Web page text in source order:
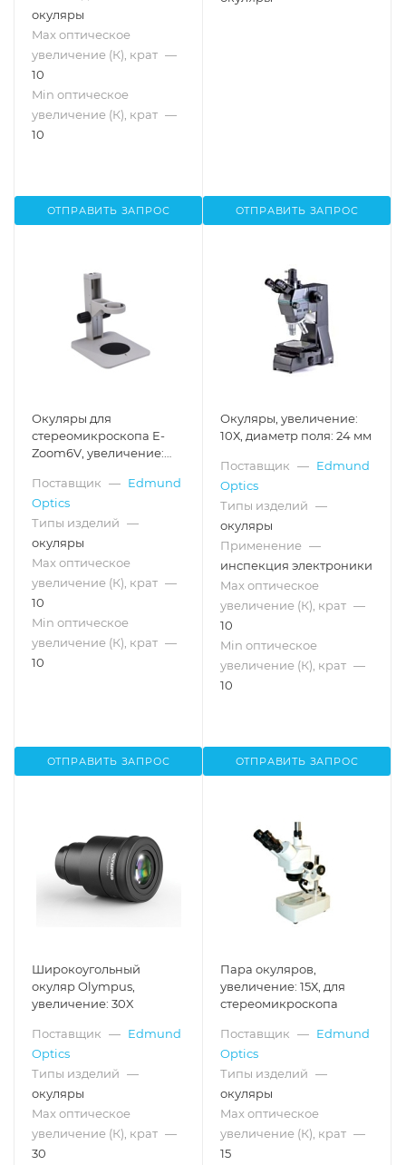
окуляры
Max оптическое
увеличение (К), крат —
10
Min оптическое
увеличение (К), крат —
10
ОТПРАВИТЬ ЗАПРОС ОТПРАВИТЬ ЗАПРОС
Окуляры для
стереомикроскопа E-
Zoom6V, увеличение:
C-Mount
Поставщик — Edmund
Optics
Типы изделий —
окуляры
Max оптическое
увеличение (К), крат —
10
Min оптическое
увеличение (К), крат —
10
ОТПРАВИТЬ ЗАПРОС
Окуляры, увеличение:
10Х, диаметр поля: 24 мм
Поставщик — Edmund
Optics
Типы изделий —
окуляры
Применение —
инспекция электроники
Max оптическое
увеличение (К), крат —
10
Min оптическое
увеличение (К), крат —
10
ОТПРАВИТЬ ЗАПРОС
Широкоугольный
окуляр Olympus,
увеличение: 30X
Поставщик — Edmund
Optics
Типы изделий —
окуляры
Max оптическое
увеличение (К), крат —
30
Пара окуляров,
увеличение: 15Х, для
стереомикроскопа
Поставщик — Edmund
Optics
Типы изделий —
окуляры
Max оптическое
увеличение (К), крат —
15